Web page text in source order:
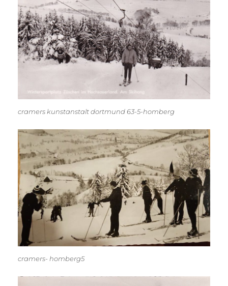
cramers kunstanstalt dortmund 63-5-homberg
cramers- homberg5